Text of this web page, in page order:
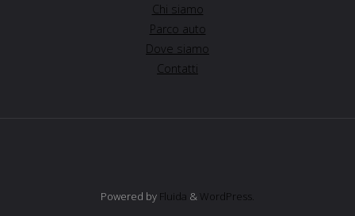
Chi siamo
Parco auto
Dove siamo
Contatti
Powered by Fluida & WordPress.